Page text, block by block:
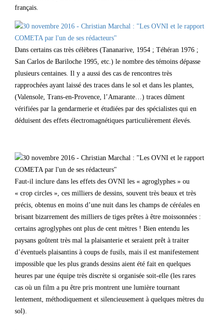
français.
Dans certains cas très célèbres (Tananarive, 1954 ; Téhéran 1976 ;
San Carlos de Bariloche 1995, etc.) le nombre des témoins dépasse
plusieurs centaines. Il y a aussi des cas de rencontres très
rapprochées ayant laissé des traces dans le sol et dans les plantes,
(Valensole, Trans-en-Provence, l’Amarante…) traces dûment
vérifiées par la gendarmerie et étudiées par des spécialistes qui en
déduisent des effets électromagnétiques particulièrement élevés.
Faut-il inclure dans les effets des OVNI les « agroglyphes » ou
« crop circles », ces milliers de dessins, souvent très beaux et très
précis, obtenus en moins d’une nuit dans les champs de céréales en
brisant bizarrement des milliers de tiges prêtes à être moissonnées :
certains agroglyphes ont plus de cent mètres ! Bien entendu les
paysans goûtent très mal la plaisanterie et seraient prêt à traiter
d’éventuels plaisantins à coups de fusils, mais il est manifestement
impossible que les plus grands dessins aient été fait en quelques
heures par une équipe très discrète si organisée soit-elle (les rares
cas où un film a pu être pris montrent une lumière tournant
lentement, méthodiquement et silencieusement à quelques mètres du
sol).